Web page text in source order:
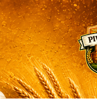
Skip
to
content
Skip
to
left
sidebar
Skip
to
right
sidebar
Skip
to
footer